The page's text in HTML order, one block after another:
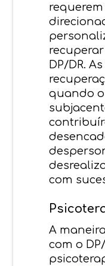
DP/DR.
quando
com
A
com o